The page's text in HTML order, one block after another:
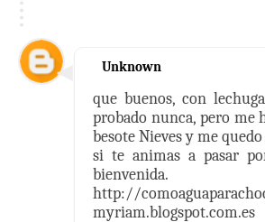
Unknown
que buenos, con
probado nunca, pero me
besote Nieves y me
si te animas a pasar
bienvenida.
http://
myriam.blogspot.com.es